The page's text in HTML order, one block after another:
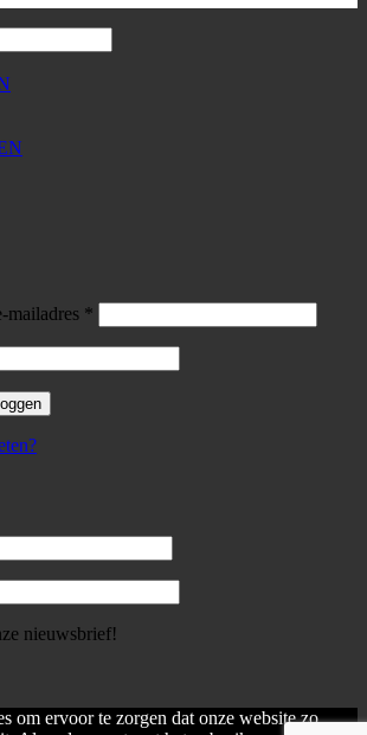
mailadres *
nieuwsbrief!
om ervoor te zorgen dat onze website zo